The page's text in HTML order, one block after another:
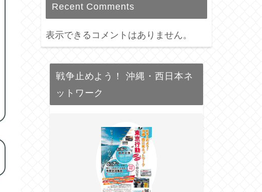
Recent Comments
表示できるコメントはありません。
戦争止めよう！ 沖縄・西日本ネ
ットワーク